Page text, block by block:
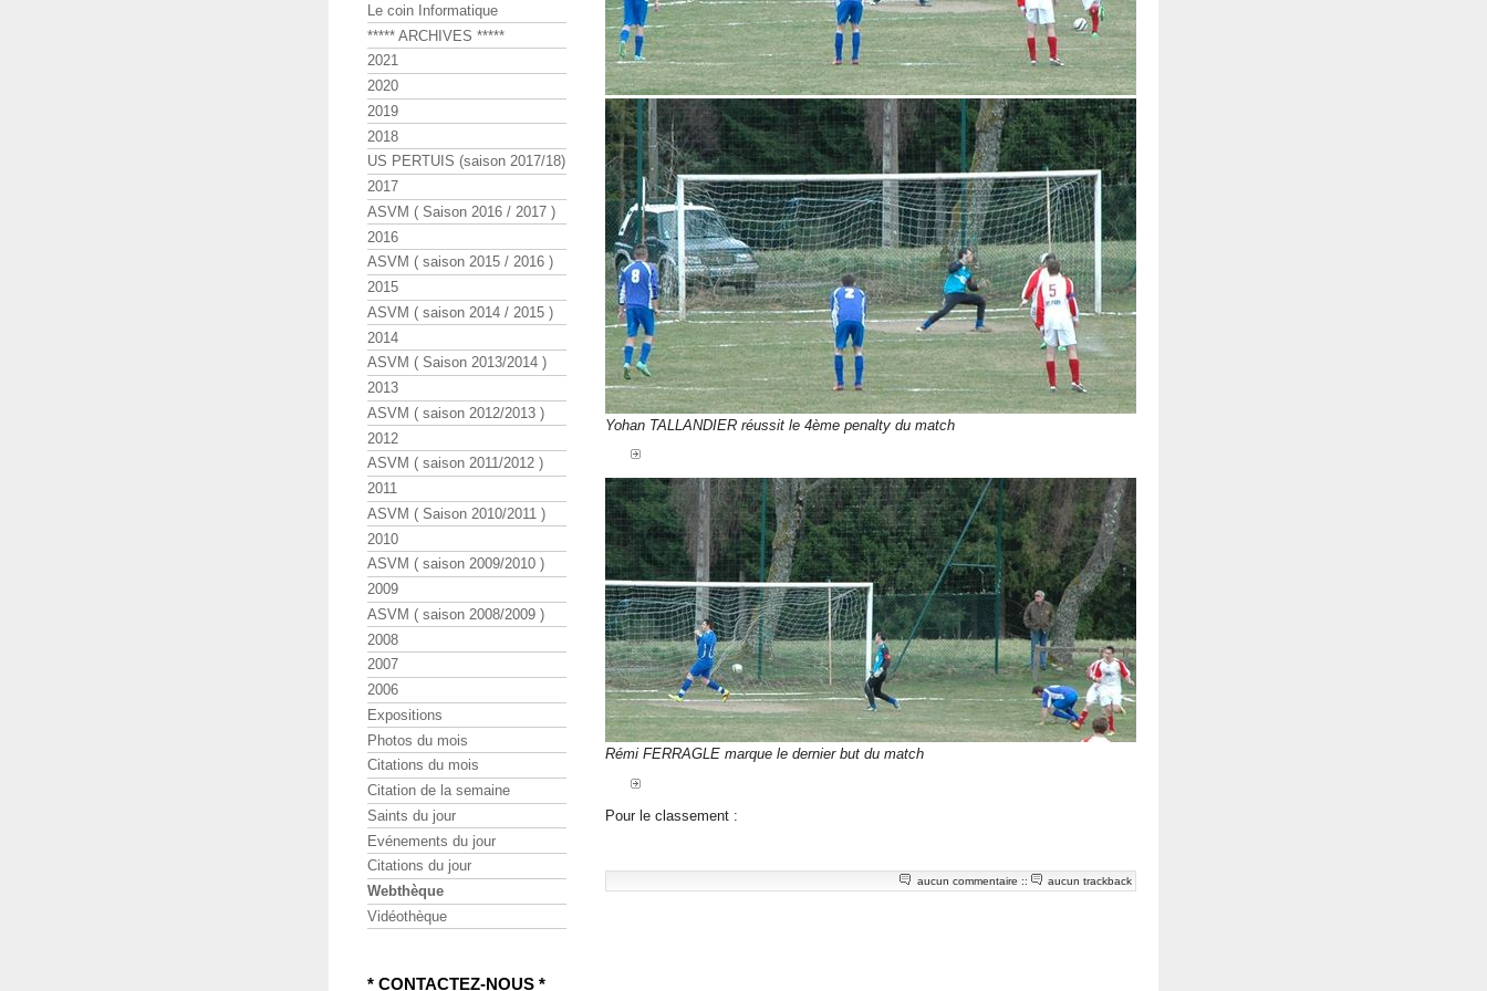
Yohan TALLANDIER réussit le 4ème penalty du match
Rémi FERRAGLE marque le dernier but du match
Pour le classement :
aucun commentaire :: aucun trackback
Le coin Informatique
***** ARCHIVES *****
2021
2020
2019
2018
US PERTUIS (saison 2017/18)
2017
ASVM ( Saison 2016 / 2017 )
2016
ASVM ( saison 2015 / 2016 )
2015
ASVM ( saison 2014 / 2015 )
2014
ASVM ( Saison 2013/2014 )
2013
ASVM ( saison 2012/2013 )
2012
ASVM ( saison 2011/2012 )
2011
ASVM ( Saison 2010/2011 )
2010
ASVM ( saison 2009/2010 )
2009
ASVM ( saison 2008/2009 )
2008
2007
2006
Expositions
Photos du mois
Citations du mois
Citation de la semaine
Saints du jour
Evénements du jour
Citations du jour
Webthèque
Vidéothèque
* CONTACTEZ-NOUS *